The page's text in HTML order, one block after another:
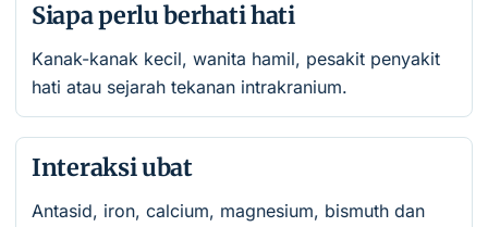
Siapa perlu berhati hati
Kanak-kanak kecil, wanita hamil, pesakit penyakit
hati atau sejarah tekanan intrakranium.
Interaksi ubat
Antasid, iron, calcium, magnesium, bismuth dan